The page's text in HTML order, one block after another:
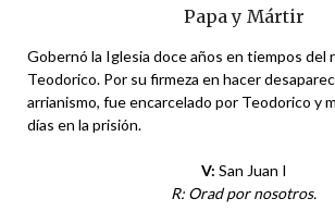
Papa y Mártir
Gobernó la Iglesia doce años en tiempos del
Teodorico. Por su firmeza en hacer
arrianismo, fue encarcelado por Teodorico y
días en la prisión.
V: San Juan I
R: Orad por nosotros.